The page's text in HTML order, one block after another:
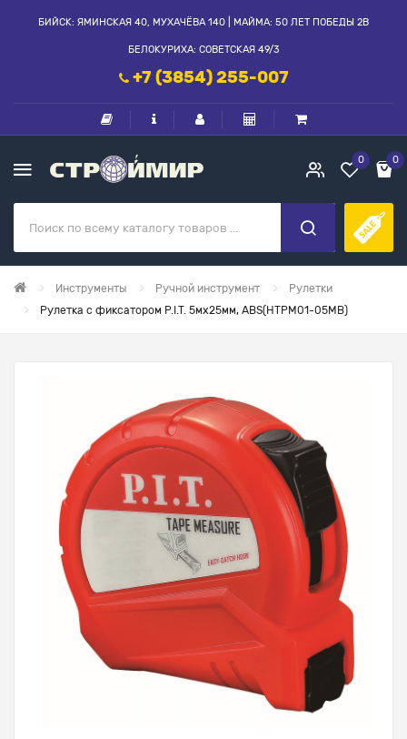
БИЙСК: ЯМИНСКАЯ 40, МУХАЧЁВА 140 | МАЙМА: 50 ЛЕТ ПОБЕДЫ 2В
БЕЛОКУРИХА: СОВЕТСКАЯ 49/3
+7 (3854) 255-007
0 0
Инструменты Ручной инструмент
Рулетки
Рулетка с фиксатором P.I.T. 5мх25мм, ABS(HTPM01-05MВ)